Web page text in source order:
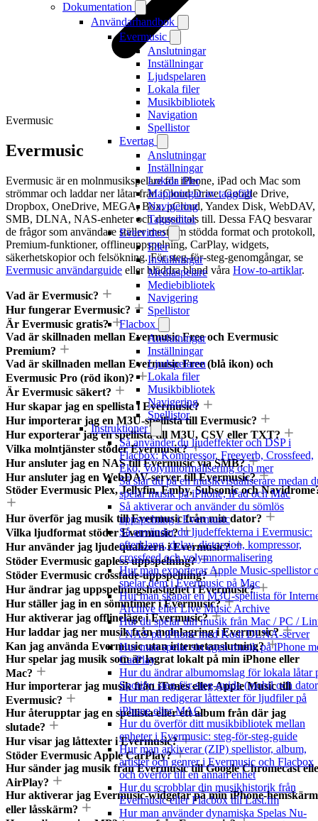
Dokumentation
Användarhandbok
Evermusic
Anslutningar
Inställningar
Ljudspelaren
Lokala filer
Musikbibliotek
Navigation
Spellistor
Evertag
Anslutningar
Inställningar
Lokala filer
Mappningar av taggfält
Navigering
Taggeditor
Evervideo
Filer
Inställningar
Mediaspelare
Mediebibliotek
Navigering
Spellistor
Flacbox
Anslutningar
Inställningar
Ljudspelaren
Lokala filer
Musikbibliotek
Navigering
Spellistor
Instruktioner
Så använder du ljudeffekter och DSP i
Flacbox: Kompressor, Freeverb, Crossfeed,
Eko, Volymnormalisering och mer
Så slår du på en musikvisualiserare medan
spelar musik på iPhone, iPad och Mac
Så aktiverar och använder du sömlös
uppspelning i Evermusic
Så använder du ljudeffekterna i Evermusic:
efterklang, delay, distorsion, kompressor,
crossfeed och volymnormalisering
Hur man exporterar Apple Music-spellistor
spelar dem i Evermusic på Mac
Hur man skapar en M3U-spellista för
Archive eller Live Music Archive
Hur du spelar din musik från Mac / PC /
/ NAS på iPhone med Kodi DLNA-server
Hur man spelar sin egen musik på iPhone
CarPlay
Hur du ändrar albumomslag för lokala låtar
Spotify: steg-för-steg-guide (mobil och
Hur man redigerar låttexter för ljudfiler på
iPhone eller MAC
Hur du överför ditt musikbibliotek mellan
enheter i Evermusic: steg-för-steg-guide
Hur man arkiverar (ZIP) spellistor, album,
artister och genrer i Evermusic och Flacbox
och överför till en annan enhet
Hur du scrobblar din musikhistorik från
Evermusic eller Flacbox till Last.fm
Hur man använder dynamiska Spelas Nu-
Evermusic
Evermusic
Evermusic är en molnmusikspelare för iPhone, iPad och Mac som
strömmar och laddar ner låtar från iCloud Drive, Google Drive,
Dropbox, OneDrive, MEGA, Box, pCloud, Yandex Disk, WebDAV,
SMB, DLNA, NAS-enheter och dussintals till. Dessa FAQ besvarar
de frågor som användare ställer mest om stödda format och protokoll,
Premium-funktioner, offlineuppspelning, CarPlay, widgets,
säkerhetskopior och felsökning. För steg-för-steg-genomgångar, se
Evermusic användarguide eller bläddra bland våra How-to-artiklar.
Vad är Evermusic?
Hur fungerar Evermusic?
Är Evermusic gratis?
Vad är skillnaden mellan Evermusic Free och Evermusic
Premium?
Vad är skillnaden mellan Evermusic Free (blå ikon) och
Evermusic Pro (röd ikon)?
Är Evermusic säkert?
Hur skapar jag en spellista i Evermusic?
Hur importerar jag en M3U-spellista till Evermusic?
Hur exporterar jag en spellista till M3U, CSV eller TXT?
Vilka molntjänster stöder Evermusic?
Hur ansluter jag en NAS till Evermusic via SMB?
Hur ansluter jag en WebDAV-server till Evermusic?
Stöder Evermusic Plex, Jellyfin, Emby, Subsonic och
Hur överför jag musik till Evermusic från min dator?
Vilka ljudformat stöder Evermusic?
Hur använder jag ljudequalizern i Evermusic?
Stöder Evermusic gapless uppspelning?
Stöder Evermusic crossfade-uppspelning?
Hur ändrar jag uppspelningshastighet i Evermusic?
Hur ställer jag in en sömntimer i Evermusic?
Hur aktiverar jag offlineläge i Evermusic?
Hur laddar jag ner musik från molnlagring i Evermusic?
Kan jag använda Evermusic utan internetanslutning?
Hur spelar jag musik som är lagrat lokalt på min iPhone eller
Mac?
Hur importerar jag musik från iTunes eller Apple Music till
Evermusic?
Hur återupptar jag en spellista eller ett album från där jag
slutade?
Hur visar jag låttexter i Evermusic?
Stöder Evermusic Apple CarPlay?
Hur sänder jag musik från Evermusic till Google Chromecast
AirPlay?
Hur aktiverar jag Evermusic-widgetar på min iPhone-hemskärm
eller låsskärm?